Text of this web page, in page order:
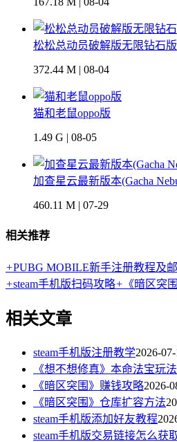
松松总动员破解版无限钻石版
372.44 M | 08-04
猫和老鼠oppo版
1.49 G | 08-05
加查星云最新版本(Gacha
460.11 M | 07-29
相关推荐
+PUBG MOBILE新手注册教程及
+steam手机版扫码攻略+ 《暗区突
相关文章
steam手机版注册教学2026-
《想不想修真》本命法宝玩
《暗区突围》赚钱攻略2026-
《暗区突围》仓库扩容方法
steam手机版添加好友教程
steam手机版交易链接怎么获